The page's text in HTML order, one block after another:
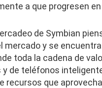
a que progresen
de Symbian
y se
toda la cadena de
de teléfonos
recursos que